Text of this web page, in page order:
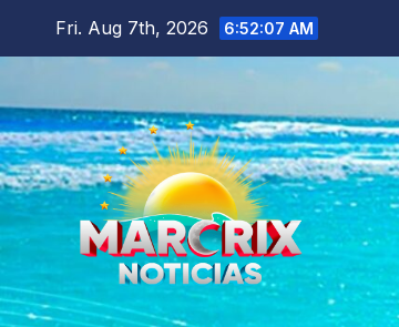
Fri. Aug 7th, 2026 6:52:09 AM